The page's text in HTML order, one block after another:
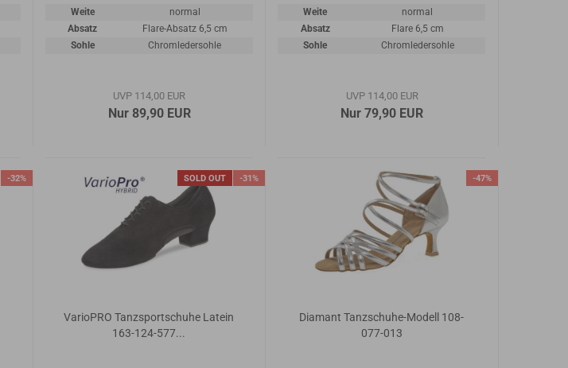
Weite
normal
Absatz
Flare-Absatz 6,5 cm
Sohle
Chromledersohle
UVP 114,00 EUR
Nur 89,90 EUR
Weite
normal
Absatz
Flare 6,5 cm
Sohle
Chromledersohle
UVP 114,00 EUR
Nur 79,90 EUR
-32% SOLD OUT -31%
VarioPRO Tanzsportschuhe Latein
163-124-577...
-47%
Diamant Tanzschuhe-Modell 108-
077-013